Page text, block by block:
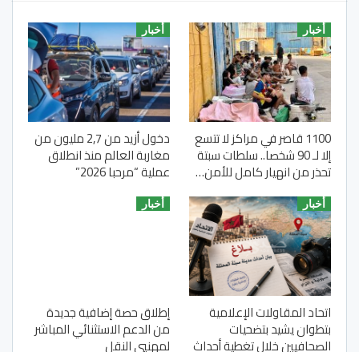
أخبار
1100 قاصر في مراكز لا تتسع
إلا لـ 90 شخصا.. سلطات سبتة
تحذر من انهيار كامل للأمن…
أخبار
دخول أزيد من 2,7 مليون من
مغاربة العالم منذ انطلاق
عملية “مرحبا 2026”
أخبار
اتحاد المقاولات الإعلامية
بتطوان يشيد بتضحيات
الصحافيين خلال تغطية أحداث
أخبار
إطلاق حصة إضافية جديدة
من الدعم الاستثنائي المباشر
لمهنيي النقل